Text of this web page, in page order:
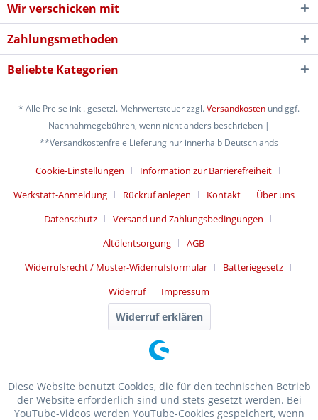
Wir verschicken mit
Zahlungsmethoden
Beliebte Kategorien
* Alle Preise inkl. gesetzl. Mehrwertsteuer zzgl.Versandkosten und ggf.
Nachnahmegebühren, wenn nicht anders beschrieben |
**Versandkostenfreie Lieferung nur innerhalb Deutschlands
Cookie-Einstellungen
Information zur Barrierefreiheit
Werkstatt-Anmeldung
Rückruf anlegen Kontakt
Über uns
Datenschutz
Versand und Zahlungsbedingungen
Altölentsorgung
AGB
Widerrufsrecht / Muster-Widerrufsformular
Batteriegesetz
Widerruf
Impressum
Widerruf erklären
Diese Website benutzt Cookies, die für den technischen Betrieb
der Website erforderlich sind und stets gesetzt werden. Bei
YouTube-Videos werden YouTube-Cookies gespeichert, wenn